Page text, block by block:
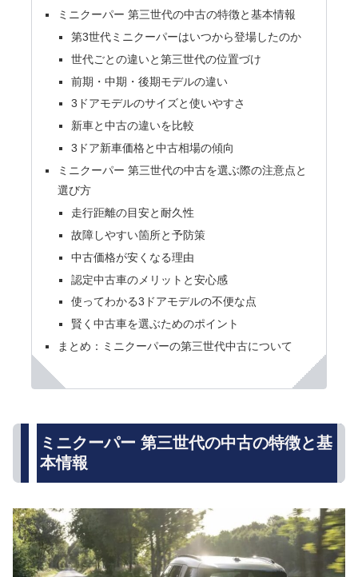
ミニクーパー 第三世代の中古の特徴と基本情報
第3世代ミニクーパーはいつから登場したのか
世代ごとの違いと第三世代の位置づけ
前期・中期・後期モデルの違い
3ドアモデルのサイズと使いやすさ
新車と中古の違いを比較
3ドア新車価格と中古相場の傾向
ミニクーパー 第三世代の中古を選ぶ際の注意点と
選び方
走行距離の目安と耐久性
故障しやすい箇所と予防策
中古価格が安くなる理由
認定中古車のメリットと安心感
使ってわかる3ドアモデルの不便な点
賢く中古車を選ぶためのポイント
まとめ：ミニクーパーの第三世代中古について
ミニクーパー 第三世代の中古の特徴と基
本情報